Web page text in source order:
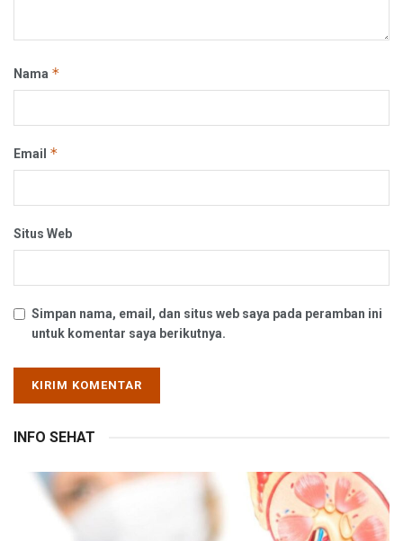
Nama *
Email *
Situs Web
Simpan nama, email, dan situs web saya pada peramban ini
untuk komentar saya berikutnya.
INFO SEHAT